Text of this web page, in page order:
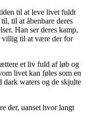
til at leve livet fuldt
til at åbenbare deres
Han ser deres kamp,
villig til at være der for
et liv fuld af løb og
livet kan føles som en
waters og de skjulte
der, uanset hvor langt